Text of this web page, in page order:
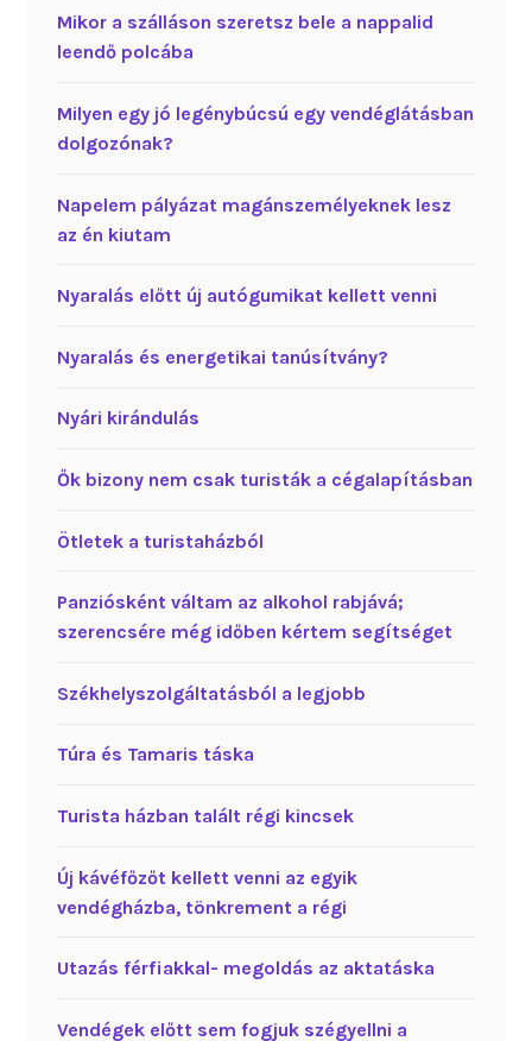
Mikor a szálláson szeretsz bele a nappalid
leendő polcába
Milyen egy jó legénybúcsú egy vendéglátásban
dolgozónak?
Napelem pályázat magánszemélyeknek lesz
az én kiutam
Nyaralás előtt új autógumikat kellett venni
Nyaralás és energetikai tanúsítvány?
Nyári kirándulás
Ők bizony nem csak turisták a cégalapításban
Ötletek a turistaházból
Panziósként váltam az alkohol rabjává;
szerencsére még időben kértem segítséget
Székhelyszolgáltatásból a legjobb
Túra és Tamaris táska
Turista házban talált régi kincsek
Új kávéfőzőt kellett venni az egyik
vendégházba, tönkrement a régi
Utazás férfiakkal- megoldás az aktatáska
Vendégek előtt sem fogjuk szégyellni a